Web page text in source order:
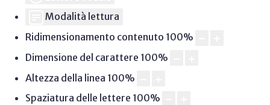
Modalità lettura
Ridimensionamento contenuto 100%
Dimensione del carattere 100%
Altezza della linea 100%
Spaziatura delle lettere 100%